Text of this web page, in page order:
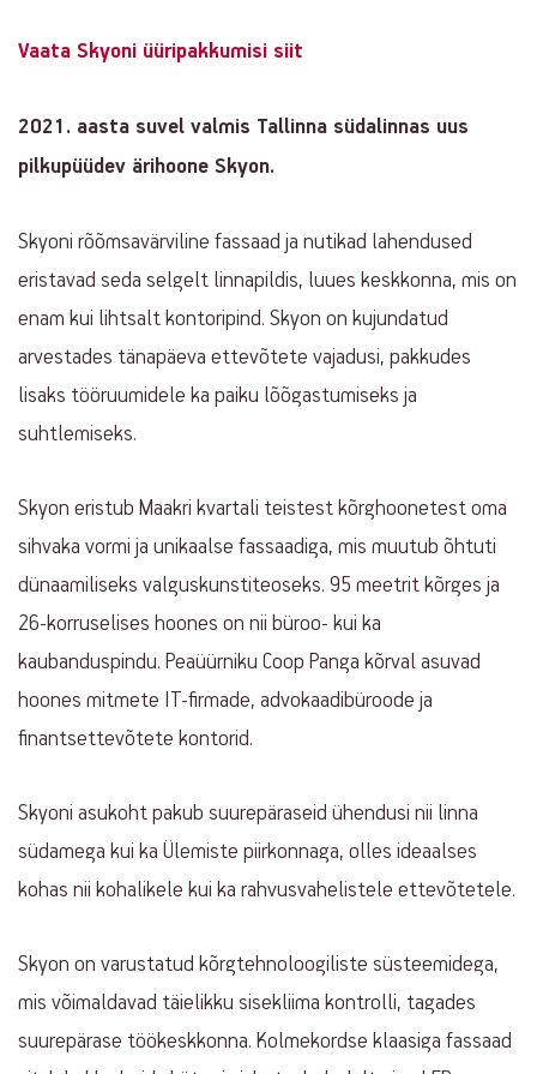
Property
Property
info
Vaata Skyoni üüripakkumisi siit
2021. aasta suvel valmis Tallinna südalinnas uus
pilkupüüdev ärihoone Skyon.
Skyoni rõõmsavärviline fassaad ja nutikad lahendused
eristavad seda selgelt linnapildis, luues keskkonna, mis on
enam kui lihtsalt kontoripind. Skyon on kujundatud
arvestades tänapäeva ettevõtete vajadusi, pakkudes
lisaks tööruumidele ka paiku lõõgastumiseks ja
suhtlemiseks.
Skyon eristub Maakri kvartali teistest kõrghoonetest oma
sihvaka vormi ja unikaalse fassaadiga, mis muutub õhtuti
dünaamiliseks valguskunstiteoseks. 95 meetrit kõrges ja
26-korruselises hoones on nii büroo- kui ka
kaubanduspindu. Peaüürniku Coop Panga kõrval asuvad
hoones mitmete IT-firmade, advokaadibüroode ja
finantsettevõtete kontorid.
Skyoni asukoht pakub suurepäraseid ühendusi nii linna
südamega kui ka Ülemiste piirkonnaga, olles ideaalses
kohas nii kohalikele kui ka rahvusvahelistele ettevõtetele.
Skyon on varustatud kõrgtehnoloogiliste süsteemidega,
mis võimaldavad täielikku sisekliima kontrolli, tagades
suurepärase töökeskkonna. Kolmekordse klaasiga fassaad